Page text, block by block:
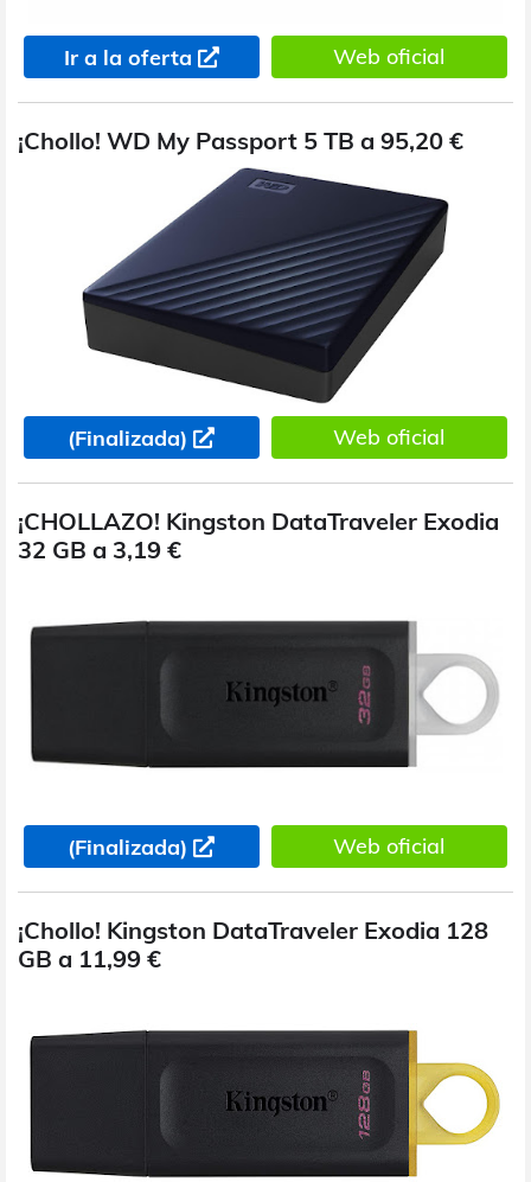
Ir a la oferta Web oficial
¡Chollo! WD My Passport 5 TB a 95,20 €
(Finalizada) Web oficial
¡CHOLLAZO! Kingston DataTraveler Exodia
32 GB a 3,19 €
(Finalizada) Web oficial
¡Chollo! Kingston DataTraveler Exodia 128
GB a 11,99 €